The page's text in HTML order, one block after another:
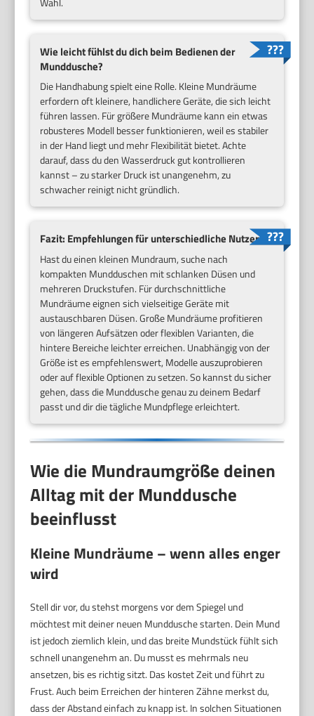
Wie leicht fühlst du dich beim Bedienen der
Munddusche?
Die Handhabung spielt eine Rolle. Kleine Mundräume
erfordern oft kleinere, handlichere Geräte, die sich leicht
führen lassen. Für größere Mundräume kann ein etwas
robusteres Modell besser funktionieren, weil es stabiler
in der Hand liegt und mehr Flexibilität bietet. Achte
darauf, dass du den Wasserdruck gut kontrollieren
kannst – zu starker Druck ist unangenehm, zu
schwacher reinigt nicht gründlich.
Fazit: Empfehlungen für unterschiedliche Nutzer
Hast du einen kleinen Mundraum, suche nach
kompakten Mundduschen mit schlanken Düsen und
mehreren Druckstufen. Für durchschnittliche
Mundräume eignen sich vielseitige Geräte mit
austauschbaren Düsen. Große Mundräume profitieren
von längeren Aufsätzen oder flexiblen Varianten, die
hintere Bereiche leichter erreichen. Unabhängig von der
Größe ist es empfehlenswert, Modelle auszuprobieren
oder auf flexible Optionen zu setzen. So kannst du sicher
gehen, dass die Munddusche genau zu deinem Bedarf
passt und dir die tägliche Mundpflege erleichtert.
Wie die Mundraumgröße deinen
Alltag mit der Munddusche
beeinflusst
Kleine Mundräume – wenn alles enger
wird
Stell dir vor, du stehst morgens vor dem Spiegel und
möchtest mit deiner neuen Munddusche starten. Dein Mund
ist jedoch ziemlich klein, und das breite Mundstück fühlt sich
schnell unangenehm an. Du musst es mehrmals neu
ansetzen, bis es richtig sitzt. Das kostet Zeit und führt zu
Frust. Auch beim Erreichen der hinteren Zähne merkst du,
dass der Abstand einfach zu knapp ist. In solchen Situationen